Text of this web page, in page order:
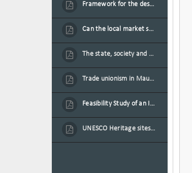
Framework for the design of sustainable residential buildings in Mauritius
Can the local market sustain the existing locally oriented garment production capacity.
The state, society and the condition of the Mauritian child in Mauritius
Trade unionism in Mauritius
Feasibility Study of an Integrated Financial Literacy Assistance Strategy for Small Medium Enterprises in Mauritius
UNESCO Heritage sites as contested spaces: case study in Mauritius